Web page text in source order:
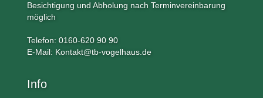
Besichtigung und Abholung nach Terminvereinbarung
möglich
Telefon: 0160-620 90 90
E-Mail: Kontakt@tb-vogelhaus.de
Info